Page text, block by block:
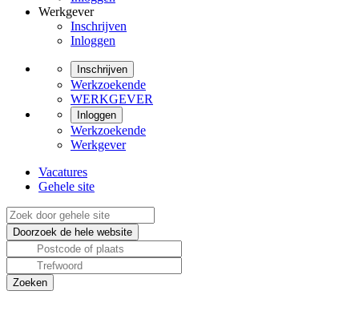
Werkgever
Inschrijven
Inloggen
Inschrijven
Werkzoekende
WERKGEVER
Inloggen
Werkzoekende
Werkgever
Vacatures
Gehele site